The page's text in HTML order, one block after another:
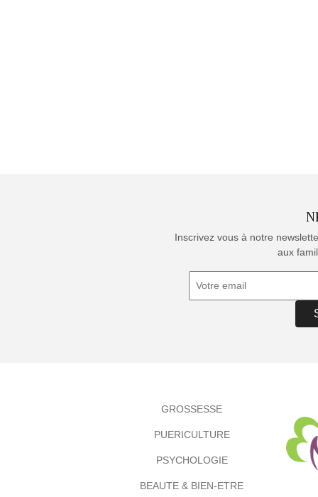
Inscrivez vous à notre
aux
GROSSESSE
PUERICULTURE
PSYCHOLOGIE
BEAUTE & BIEN-ETRE